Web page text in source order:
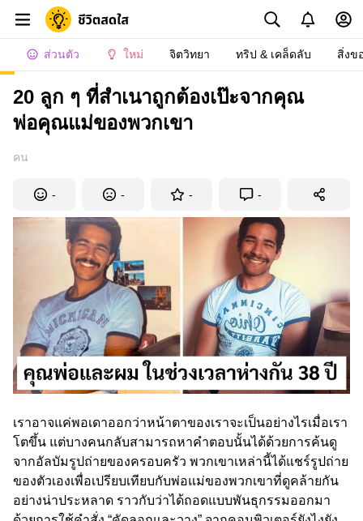
ส่วนตัว ใหม่ จิตวิทยา ทริป & เคล็ดลับ สิ่งข
20 ลูก ๆ ที่สำเนาถูกต้องเป๊ะจากคุณ
พ่อคุณแม่ของพวกเขา
คน
- - - -
เราอาจแค่พอเดาออกว่าหน้าตาของเราจะเป็นอย่างไรเมื่อเรา
โตขึ้น แต่บางคนกลับสามารถหาคำตอบนั้นได้ด้วยการค้นดู
จากอัลบัมรูปถ่ายของครอบครัว พวกเขาเหล่านี้ได้แชร์รูปถ่าย
ของตัวเองเพื่อเปรียบเทียบกับพ่อแม่ของพวกเขาที่ดูคล้ายกัน
อย่างน่าประหลาด ราวกับว่าได้ถอดแบบพันธุกรรมออกมา